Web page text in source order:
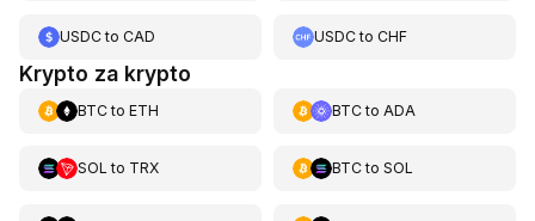
USDCto CAD USDCtoCHF
Krypto za krypto
BTCto ETH BTCto ADA
SOL to TRX BTCto SOL